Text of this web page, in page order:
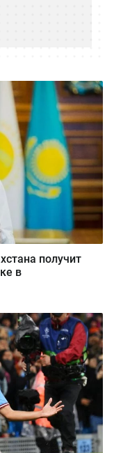
получит
в